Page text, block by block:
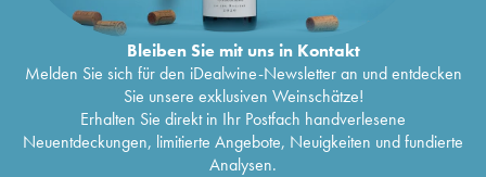
Bleiben Sie mit uns in Kontakt
Melden Sie sich für den iDealwine-Newsletter an und entdecken
Sie unsere exklusiven Weinschätze!
Erhalten Sie direkt in Ihr Postfach handverlesene
Neuentdeckungen, limitierte Angebote, Neuigkeiten und fundierte
Analysen.